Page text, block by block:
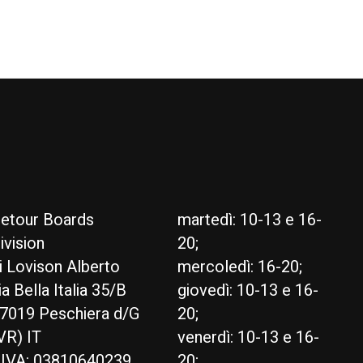
Boards
Lovison Alberto
Bella Italia 35/B
Peschiera d/G
IT
martedì: 10-13 e 16-
20;
mercoledì: 16-20;
giovedì: 10-13 e 16-
20;
venerdì: 10-13 e 16-